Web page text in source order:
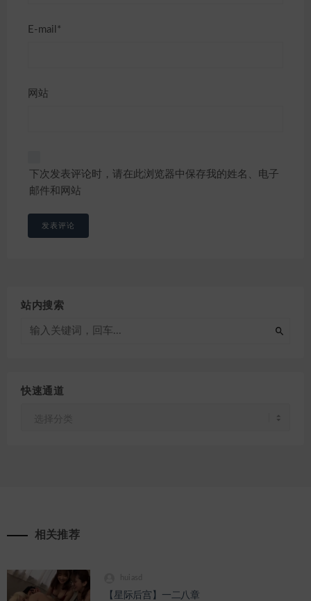
E-mail*
网站
下次发表评论时，请在此浏览器中保存我的姓名、电子
邮件和网站
站内搜索
快速通道
相关推荐
【星际后宫】一二八章